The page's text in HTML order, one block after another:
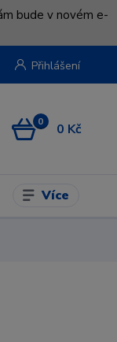
bude v novém e-
Přihlášení
0 0 Kč
Více